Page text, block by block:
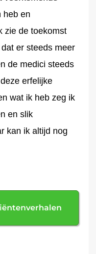
heb en
zie de toekomst
er steeds meer
de medici steeds
erfelijke
wat ik heb zeg ik
en slik
kan ik altijd nog